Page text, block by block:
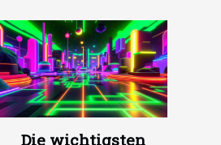
Die wichtigsten